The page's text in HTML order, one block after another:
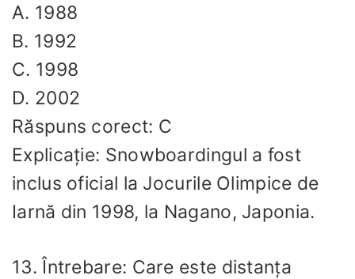
A. 1988
B. 1992
C. 1998
D. 2002
Răspuns corect: C
Explicație: Snowboardingul a fost
inclus oficial la Jocurile Olimpice de
Iarnă din 1998, la Nagano, Japonia.
13. Întrebare: Care este distanța